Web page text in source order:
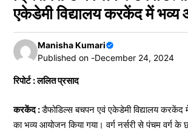
एकेडेमी विद्यालय करकेंद में
Manisha Kumari
Published on -December 24, 2024
रिपोर्ट : ललित प्रसाद
करकेंद :डैफोडिल्स बचपन एवं एकेडेमी विद्यालय करकेंद
का भव्य आयोजन किया गया। वर्ग नर्सरी से पंचम वर्ग के